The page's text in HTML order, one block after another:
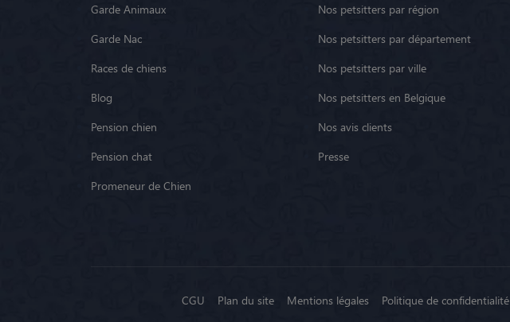
Garde Animaux
Garde Nac
Races de chiens
Blog
Pension chien
Pension chat
Promeneur de Chien
Nos petsitters par région
Nos petsitters par département
Nos petsitters par ville
Nos petsitters en Belgique
Nos avis clients
Presse
CGU Plan du site Mentions légales Politique de confidentialité